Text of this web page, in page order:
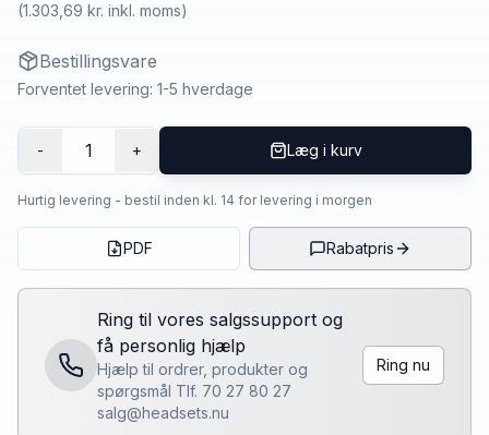
(1.303,69 kr. inkl. moms)
Bestillingsvare
Forventet levering: 1-5 hverdage
- 1 + Læg i kurv
Hurtig levering - bestil inden kl. 14 for levering i morgen
PDF Rabatpris
Ring til vores salgssupport og
få personlig hjælp
Hjælp til ordrer, produkter og
spørgsmål Tlf. 70 27 80 27
salg@headsets.nu
Ring nu